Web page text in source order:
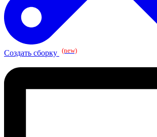
Создать сборку (new)